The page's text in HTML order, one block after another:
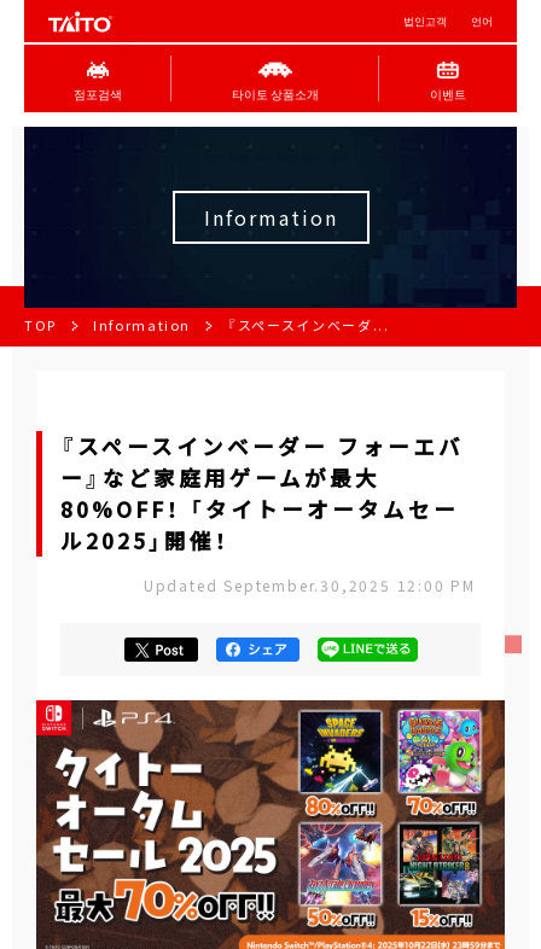
법인고객 언어
점포검색 타이토 상품소개 이벤트
Information
TOP Information 『スペースインベーダ...
『スペースインベーダー フォーエバ
ー』など家庭用ゲームが最大
80%OFF！ 「タイトーオータムセー
ル2025」開催！
Updated September.30,2025 12:00 PM